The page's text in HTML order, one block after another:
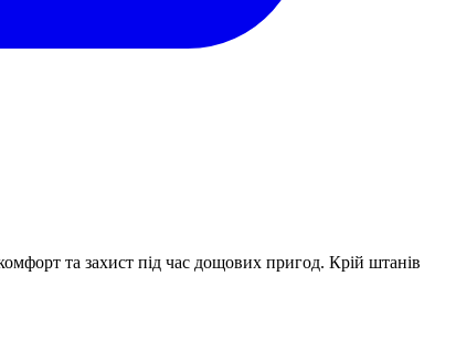
та захист під час дощових пригод. Крій штанів